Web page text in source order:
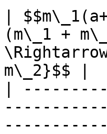
|
(m\_1 +
m\_2}$$ |
|